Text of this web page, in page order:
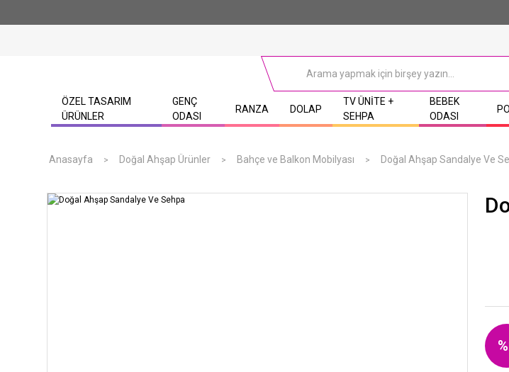
ÖZEL TASARIM
ÜRÜNLER
GENÇ
ODASI
RANZA DOLAP
TV ÜNITE +
SEHPA
BEBEK
ODASI
Anasayfa Doğal Ahşap Ürünler Bahçe ve Balkon Mobilyası Doğal Ahşap Sandalye Ve